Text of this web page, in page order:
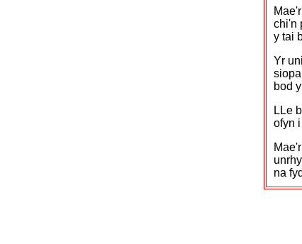
chi'n
y tai
Yr
bod
LLe
ofyn
na